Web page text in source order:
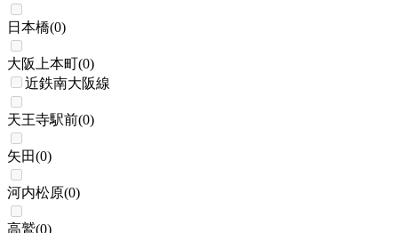
日本橋(0)
大阪上本町(0)
近鉄南大阪線
天王寺駅前(0)
矢田(0)
河内松原(0)
高鷲(0)